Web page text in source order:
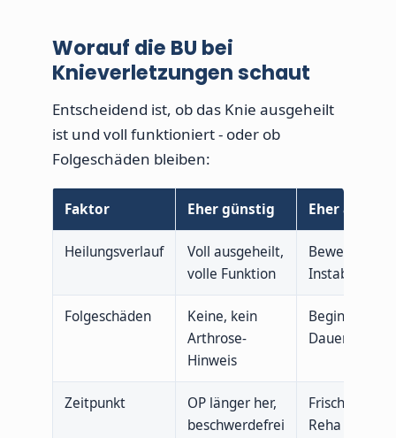
Worauf die BU bei
Knieverletzungen schaut
Entscheidend ist, ob das Knie ausgeheilt
ist und voll funktioniert - oder ob
Folgeschäden bleiben:
Faktor Eher günstig Eher
Heilungsverlauf
Voll ausgeheilt,
volle Funktion
Instabilität
Folgeschäden
Keine, kein
Arthrose-
Hinweis
Beginnende
Zeitpunkt
OP länger her,
beschwerdefrei
Frisch
Reha